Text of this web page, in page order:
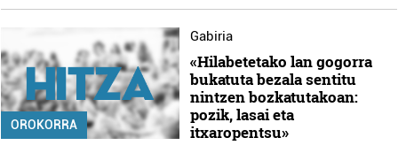
OROKORRA
Gabiria
«Hilabetetako lan gogorra
bukatuta bezala sentitu
nintzen bozkatutakoan:
pozik, lasai eta
itxaropentsu»